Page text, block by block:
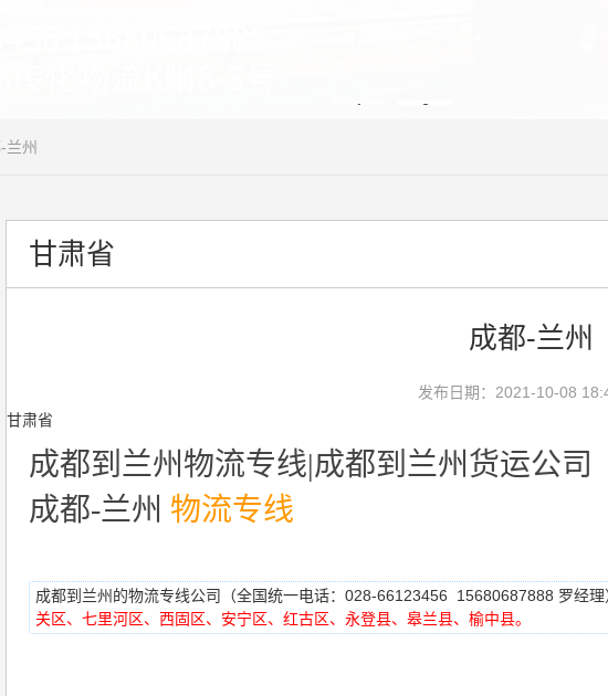
1 2
兰州
甘肃省
成都-兰州
发布日期：2021-10-08
甘肃省
成都到兰州物流专线|成都到兰州货运公司
成都-兰州 物流专线
成都到兰州的物流专线公司（全国统一电话：028-66123456 15680687888 罗经
关区、七里河区、西固区、安宁区、红古区、永登县、皋兰县、榆中县。